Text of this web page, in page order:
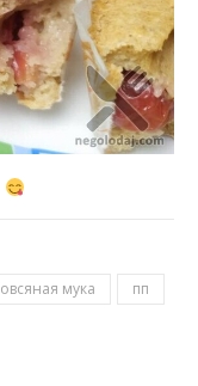
овсяная мука
пп